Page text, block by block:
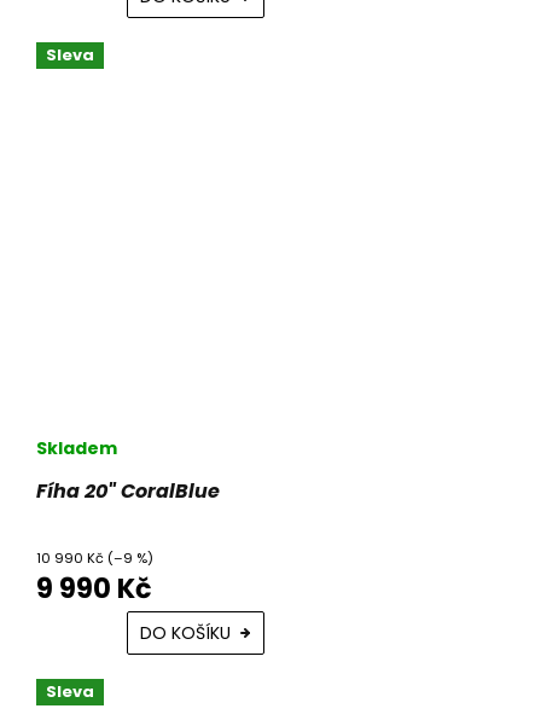
Sleva
Fíha 20" CoralBlue
Skladem
10 990 Kč (–9 %)
9 990 Kč
DO KOŠÍKU
Sleva